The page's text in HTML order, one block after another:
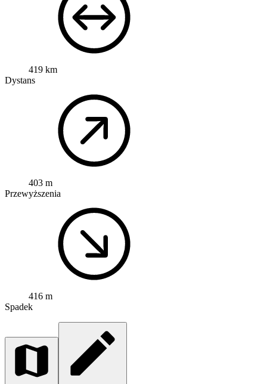
419 km
Dystans
403 m
Przewyższenia
416 m
Spadek